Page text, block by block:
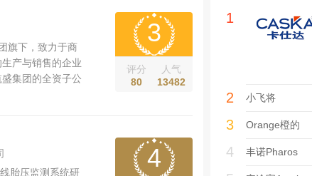
旗下，致力于商
产与销售的企业
集团的全资子公
3
评分
80
人气
13482
胎压监测系统研
4
1
2 小飞将
3 Orange橙的
4 丰诺Pharos